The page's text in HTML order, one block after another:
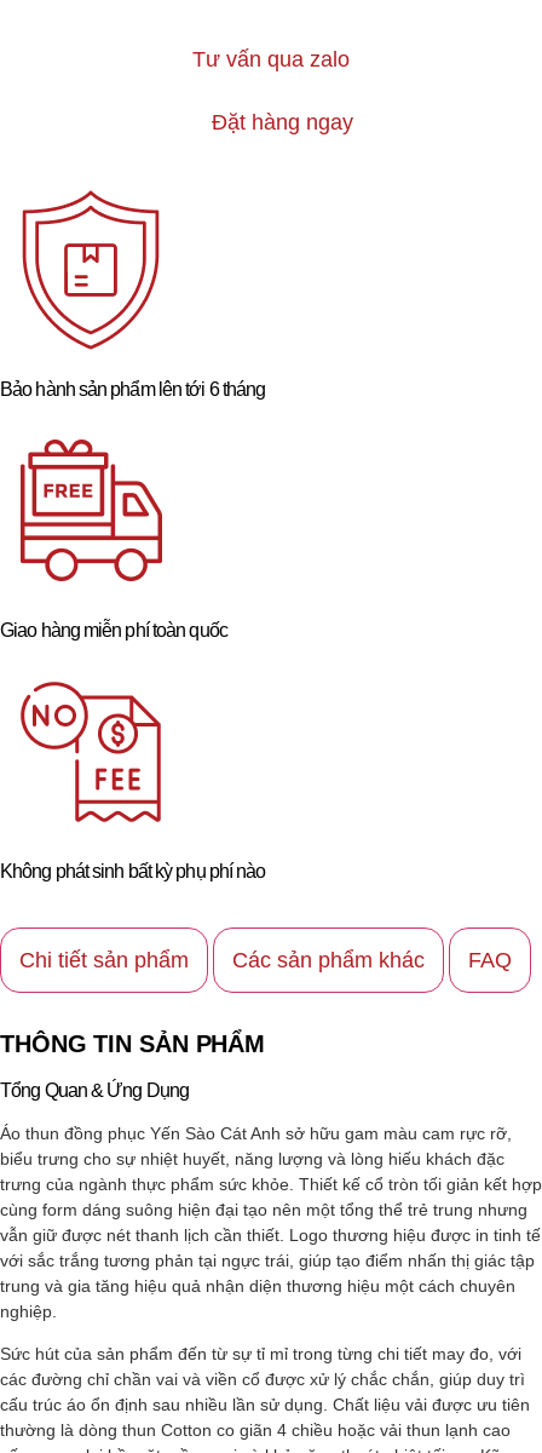
Tư vấn qua zalo
Đặt hàng ngay
Bảo hành sản phẩm lên tới 6 tháng
Giao hàng miễn phí toàn quốc
Không phát sinh bất kỳ phụ phí nào
Chi tiết sản phẩm Các sản phẩm khác FAQ
THÔNG TIN SẢN PHẨM
Tổng Quan & Ứng Dụng
Áo thun đồng phục Yến Sào Cát Anh sở hữu gam màu cam rực rỡ,
biểu trưng cho sự nhiệt huyết, năng lượng và lòng hiếu khách đặc
trưng của ngành thực phẩm sức khỏe. Thiết kế cổ tròn tối giản kết hợp
cùng form dáng suông hiện đại tạo nên một tổng thể trẻ trung nhưng
vẫn giữ được nét thanh lịch cần thiết. Logo thương hiệu được in tinh tế
với sắc trắng tương phản tại ngực trái, giúp tạo điểm nhấn thị giác tập
trung và gia tăng hiệu quả nhận diện thương hiệu một cách chuyên
nghiệp.
Sức hút của sản phẩm đến từ sự tỉ mỉ trong từng chi tiết may đo, với
các đường chỉ chần vai và viền cổ được xử lý chắc chắn, giúp duy trì
cấu trúc áo ổn định sau nhiều lần sử dụng. Chất liệu vải được ưu tiên
thường là dòng thun Cotton co giãn 4 chiều hoặc vải thun lạnh cao